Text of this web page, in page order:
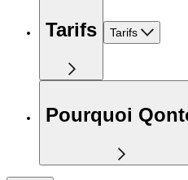
Tarifs Tarifs
Pourquoi